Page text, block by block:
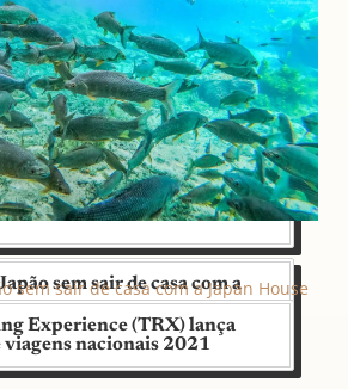
férias de meio de ano de
sem sair de casa com a
Experience (TRX) lança
viagens nacionais 2021